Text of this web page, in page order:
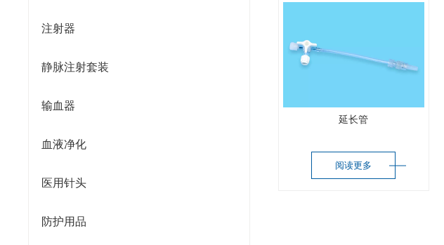
注射器
静脉注射套装
输血器
血液净化
医用针头
防护用品
延长管
阅读更多